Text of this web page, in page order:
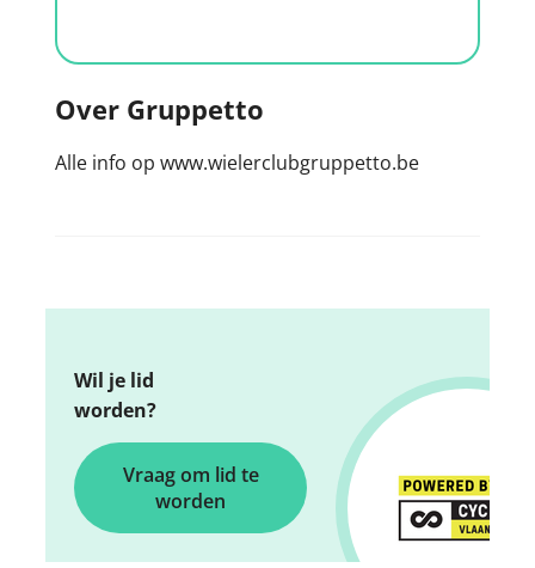
Over Gruppetto
Alle info op www.wielerclubgruppetto.be
Wil je lid
worden?
Vraag om lid te
worden